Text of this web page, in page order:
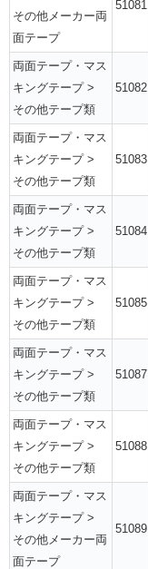
その他メーカー両
面テープ
51081
両面テープ・マス
キングテープ >
その他テープ類
51082
両面テープ・マス
キングテープ >
その他テープ類
51083
両面テープ・マス
キングテープ >
その他テープ類
51084
両面テープ・マス
キングテープ >
その他テープ類
51085
両面テープ・マス
キングテープ >
その他テープ類
51087
両面テープ・マス
キングテープ >
その他テープ類
51088
両面テープ・マス
キングテープ >
その他メーカー両
面テープ
51089